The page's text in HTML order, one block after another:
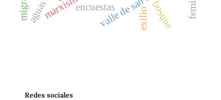
encuestas bosque
exilio
Redes sociales